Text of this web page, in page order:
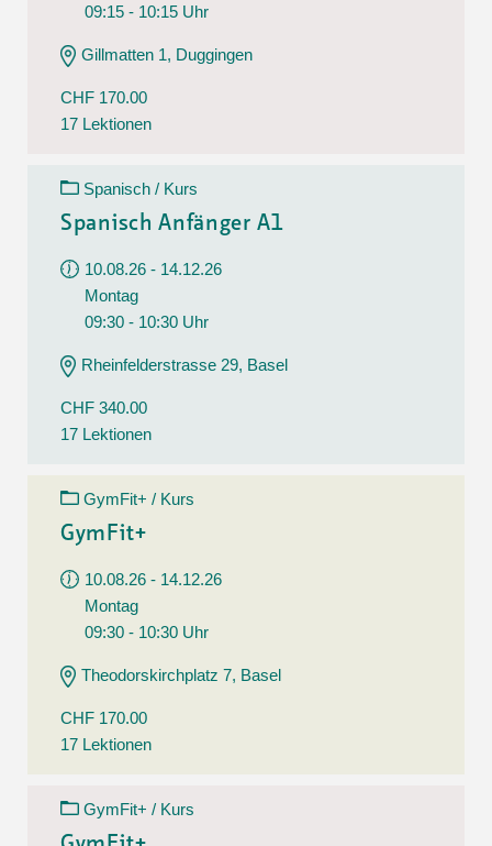
09:15 - 10:15 Uhr
Gillmatten 1, Duggingen
CHF 170.00
17 Lektionen
Spanisch / Kurs
Spanisch Anfänger A1
10.08.26 - 14.12.26
Montag
09:30 - 10:30 Uhr
Rheinfelderstrasse 29, Basel
CHF 340.00
17 Lektionen
GymFit+ / Kurs
GymFit+
10.08.26 - 14.12.26
Montag
09:30 - 10:30 Uhr
Theodorskirchplatz 7, Basel
CHF 170.00
17 Lektionen
GymFit+ / Kurs